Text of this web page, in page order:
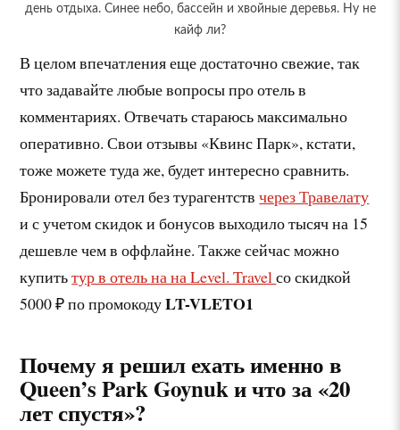
день отдыха. Синее небо, бассейн и хвойные деревья. Ну не
кайф ли?
В целом впечатления еще достаточно свежие, так
что задавайте любые вопросы про отель в
комментариях. Отвечать стараюсь максимально
оперативно. Свои отзывы «Квинс Парк», кстати,
тоже можете туда же, будет интересно сравнить.
Бронировали отел без турагентствчерез Травелату
и с учетом скидок и бонусов выходило тысяч на 15
дешевле чем в оффлайне. Также сейчас можно
купитьтур в отель на на Level. Travelсо скидкой
5000 ₽ по промокодуLT-VLETO1
Почему я решил ехать именно в
Queen’s Park Goynuk и что за «20
лет спустя»?